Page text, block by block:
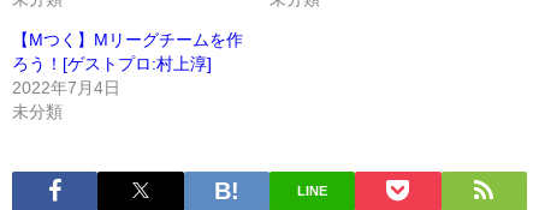
【Mつく】Mリーグチームを作
ろう！[ゲストプロ:村上淳]
2022年7月4日
未分類
LINE